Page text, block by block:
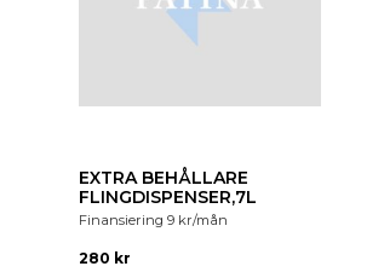
EXTRA BEHÅLLARE
FLINGDISPENSER,7L
Finansiering 9 kr/mån
280 kr